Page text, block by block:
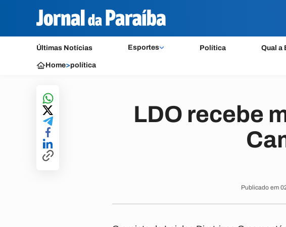
Últimas Notícias Esportes Política Qual a
Home>política
LDO recebe
Publicado em